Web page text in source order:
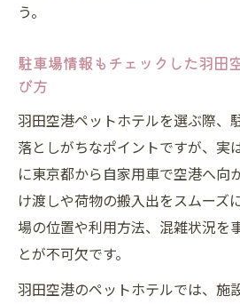
う。
駐車場情報もチェックした羽田
び方
羽田空港ペットホテルを選ぶ際、
落としがちなポイントですが、実
に東京都から自家用車で空港へ向
け渡しや荷物の搬入出をスムーズ
場の位置や利用方法、混雑状況を
とが不可欠です。
羽田空港のペットホテルでは、施